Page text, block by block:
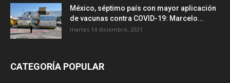
México, séptimo país con mayor aplicación
de vacunas contra COVID-19: Marcelo...
martes 14 diciembre, 2021
CATEGORÍA POPULAR